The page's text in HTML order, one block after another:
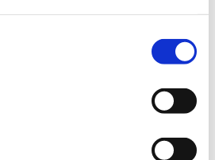
er rettet mod at forbedre
har vist, at de studerendes
personer har succes på tværs